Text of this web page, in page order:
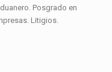
Posgrado en
Litigios.